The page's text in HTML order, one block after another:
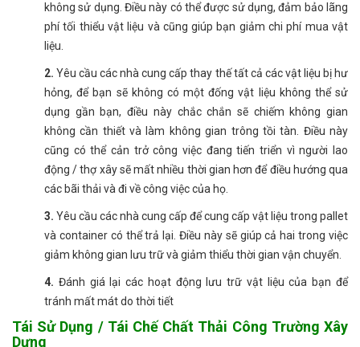
không sử dụng. Điều này có thể được sử dụng, đảm bảo lãng
phí tối thiểu vật liệu và cũng giúp bạn giảm chi phí mua vật
liệu.
2. Yêu cầu các nhà cung cấp thay thế tất cả các vật liệu bị hư
hỏng, để bạn sẽ không có một đống vật liệu không thể sử
dụng gần bạn, điều này chắc chắn sẽ chiếm không gian
không cần thiết và làm không gian trông tồi tàn. Điều này
cũng có thể cản trở công việc đang tiến triển vì người lao
động / thợ xây sẽ mất nhiều thời gian hơn để điều hướng qua
các bãi thải và đi về công việc của họ.
3. Yêu cầu các nhà cung cấp để cung cấp vật liệu trong pallet
và container có thể trả lại. Điều này sẽ giúp cả hai trong việc
giảm không gian lưu trữ và giảm thiểu thời gian vận chuyển.
4. Đánh giá lại các hoạt động lưu trữ vật liệu của bạn để
tránh mất mát do thời tiết
Tái Sử Dụng / Tái Chế Chất Thải Công Trường Xây
Dựng